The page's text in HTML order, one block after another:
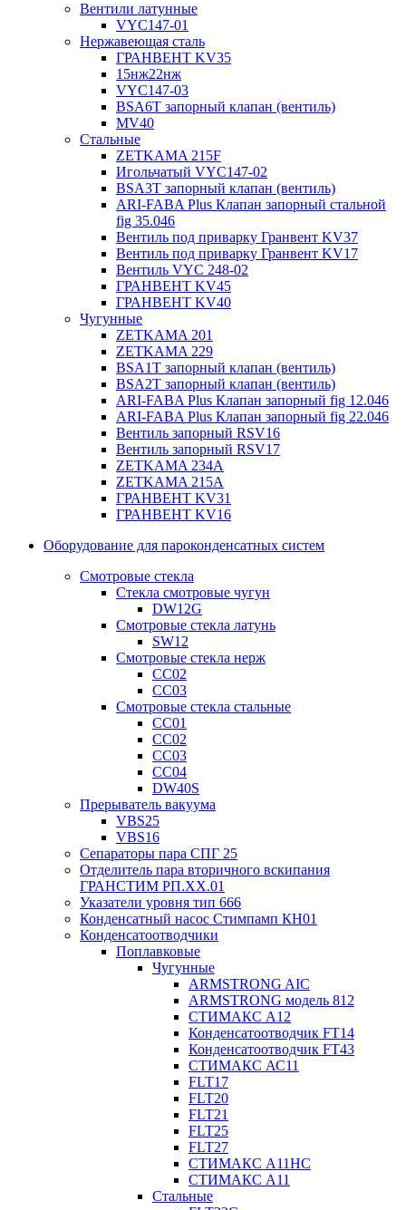
Вентили латунные
VYC147-01
Нержавеющая сталь
ГРАНВЕНТ KV35
15нж22нж
VYC147-03
BSA6T запорный клапан (вентиль)
MV40
Стальные
ZETKAMA 215F
Игольчатый VYC147-02
BSA3T запорный клапан (вентиль)
ARI-FABA Plus Клапан запорный стальной
fig 35.046
Вентиль под приварку Гранвент KV37
Вентиль под приварку Гранвент KV17
Вентиль VYC 248-02
ГРАНВЕНТ KV45
ГРАНВЕНТ KV40
Чугунные
ZETKAMA 201
ZETKAMA 229
BSA1T запорный клапан (вентиль)
BSA2T запорный клапан (вентиль)
ARI-FABA Plus Клапан запорный fig 12.046
ARI-FABA Plus Клапан запорный fig 22.046
Вентиль запорный RSV16
Вентиль запорный RSV17
ZETKAMA 234A
ZETKAMA 215A
ГРАНВЕНТ KV31
ГРАНВЕНТ KV16
Оборудование для пароконденсатных систем
Смотровые стекла
Стекла смотровые чугун
DW12G
Смотровые стекла латунь
SW12
Смотровые стекла нерж
СС02
СС03
Смотровые стекла стальные
СС01
СС02
СС03
СС04
DW40S
Прерыватель вакуума
VBS25
VBS16
Сепараторы пара СПГ 25
Отделитель пара вторичного вскипания
ГРАНСТИМ РП.XX.01
Указатели уровня тип 666
Конденсатный насос Стимпамп КН01
Конденсатоотводчики
Поплавковые
Чугунные
ARMSTRONG AIC
ARMSTRONG модель 812
СТИМАКС А12
Конденсатоотводчик FT14
Конденсатоотводчик FT43
СТИМАКС АС11
FLT17
FLT20
FLT21
FLT25
FLT27
СТИМАКС А11HC
СТИМАКС А11
Стальные